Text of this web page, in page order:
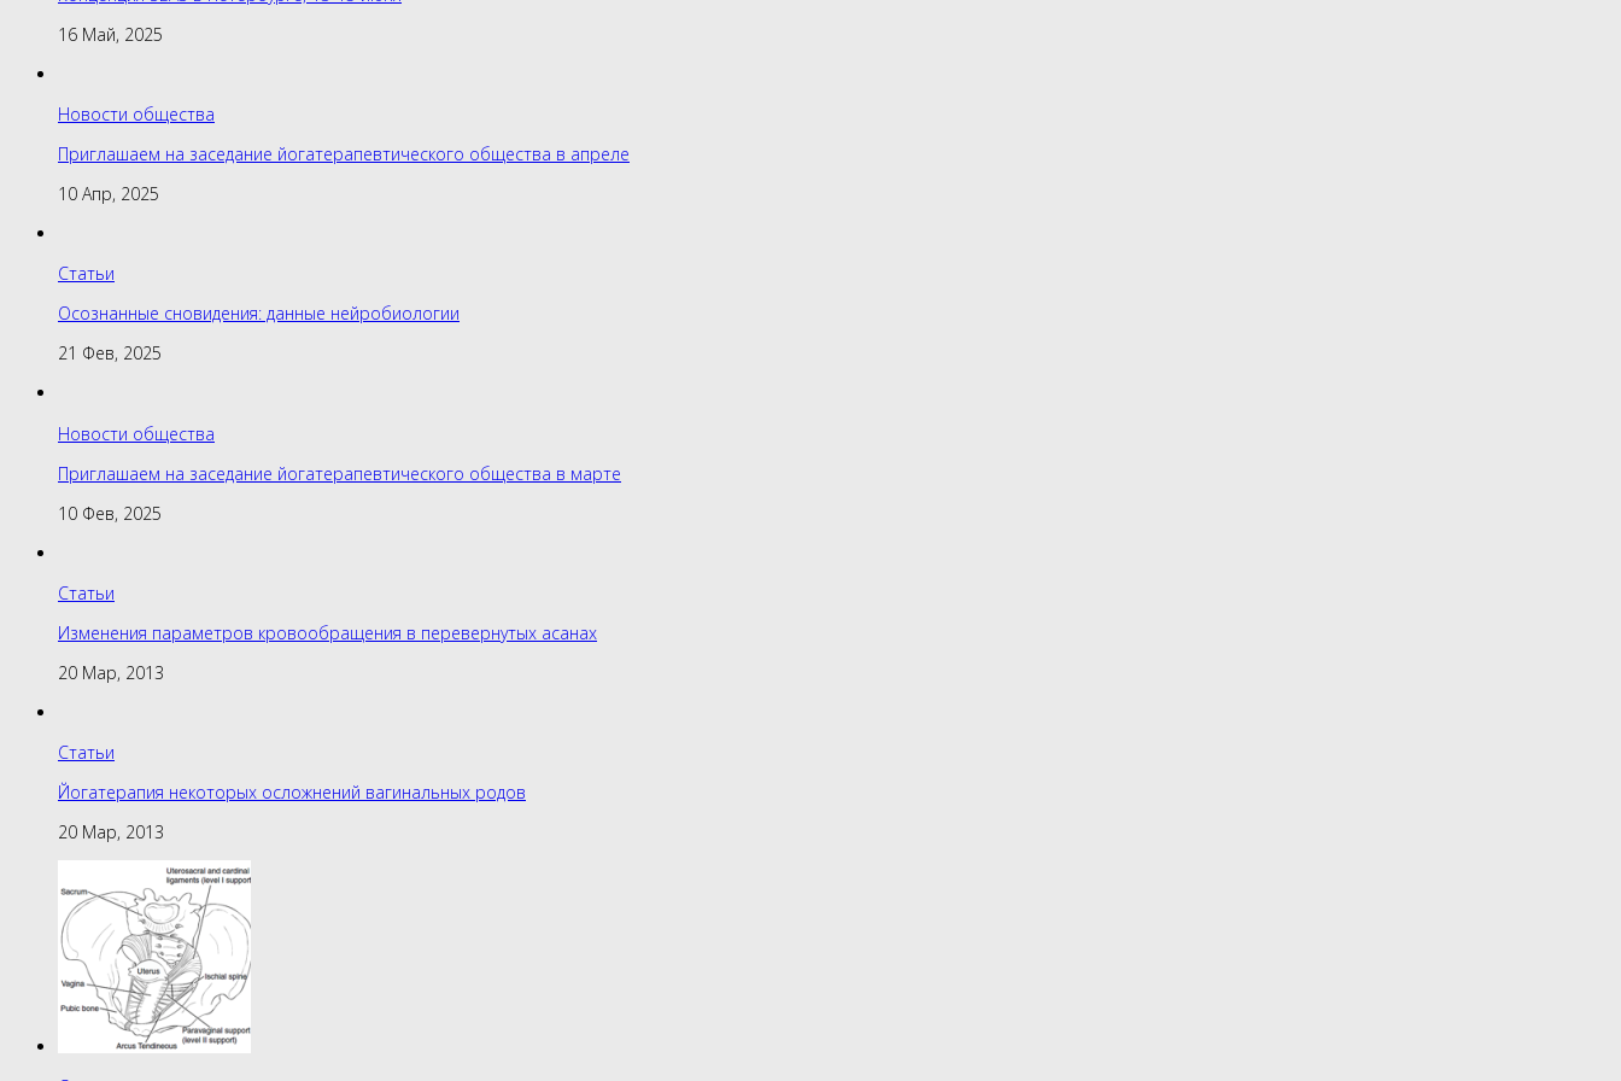
16 Май, 2025
Новости общества
Приглашаем на заседание йогатерапевтического общества в апреле
10 Апр, 2025
Статьи
Осознанные сновидения: данные нейробиологии
21 Фев, 2025
Новости общества
Приглашаем на заседание йогатерапевтического общества в марте
10 Фев, 2025
Статьи
Изменения параметров кровообращения в перевернутых асанах
20 Мар, 2013
Статьи
Йогатерапия некоторых осложнений вагинальных родов
20 Мар, 2013